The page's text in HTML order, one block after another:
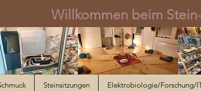
Willkommen beim
Steinsitzungen Elektrobiologie/Forschung/